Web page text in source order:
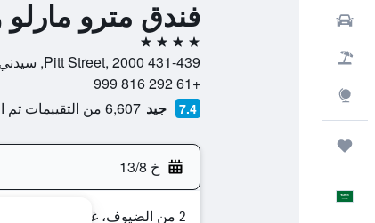
فندق مترو
4 نجوم
431-439 Pitt Street, 2000, سيدني, نيو ساوث ويلز, أستراليا
+61 292 816 999
7.4 جيد 6,607 من التقييمات تم التحقق منها
خ 13/8
2 من الضيوف، غرفة واحدة